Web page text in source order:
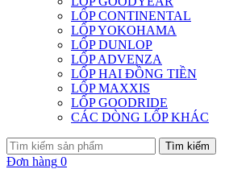
LỐP CONTINENTAL
LỐP YOKOHAMA
LỐP DUNLOP
LỐP ADVENZA
LỐP HAI ĐỒNG TIỀN
LỐP MAXXIS
LỐP GOODRIDE
CÁC DÒNG LỐP KHÁC
Tìm kiếm
Đơn hàng 0